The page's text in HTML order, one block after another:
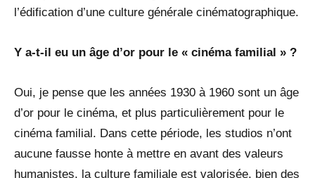
l’édification d’une culture générale cinématographique.
Y a-t-il eu un âge d’or pour le « cinéma familial » ?
Oui, je pense que les années 1930 à 1960 sont un âge
d’or pour le cinéma, et plus particulièrement pour le
cinéma familial. Dans cette période, les studios n’ont
aucune fausse honte à mettre en avant des valeurs
humanistes, la culture familiale est valorisée, bien des